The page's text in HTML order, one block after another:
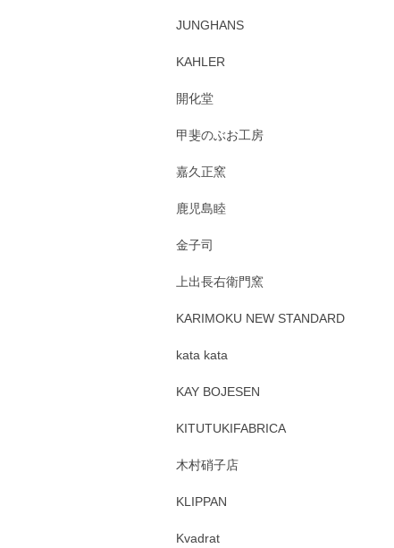
JUNGHANS
KAHLER
開化堂
甲斐のぶお工房
嘉久正窯
鹿児島睦
金子司
上出長右衛門窯
KARIMOKU NEW STANDARD
kata kata
KAY BOJESEN
KITUTUKIFABRICA
木村硝子店
KLIPPAN
Kvadrat